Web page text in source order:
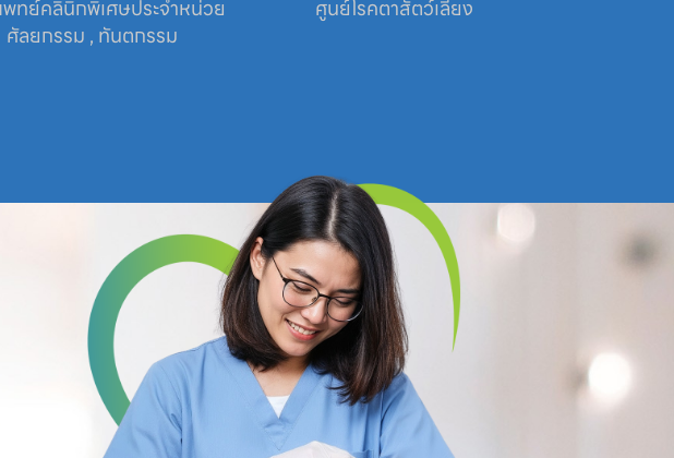
ศูนย์โรคตาสัตว์เลี้ยง
ศูนย์โรคตาสัตว์เลี้ยง /  ศูนย์โรคผิวหนัง